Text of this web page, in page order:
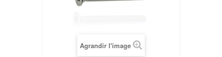
Agrandir l'image